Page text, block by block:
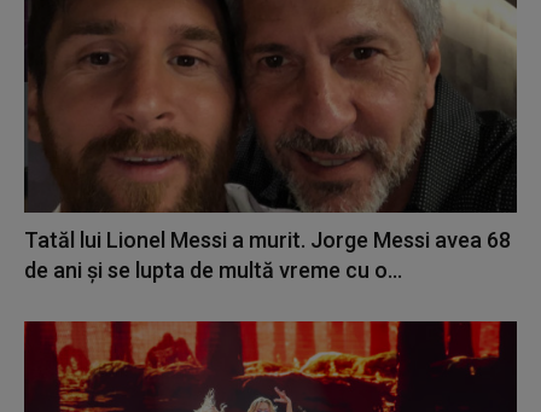
Tatăl lui Lionel Messi a murit. Jorge Messi avea 68
de ani și se lupta de multă vreme cu o...